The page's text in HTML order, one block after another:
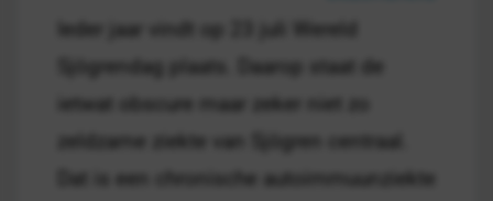
Ieder jaar vindt op 23 juli Wereld
Sjögrendag plaats. Daarop staat de
ietwat obscure maar zeker niet zo
zeldzame ziekte van Sjögren centraal.
Dat is een chronische autoimmuunziekte